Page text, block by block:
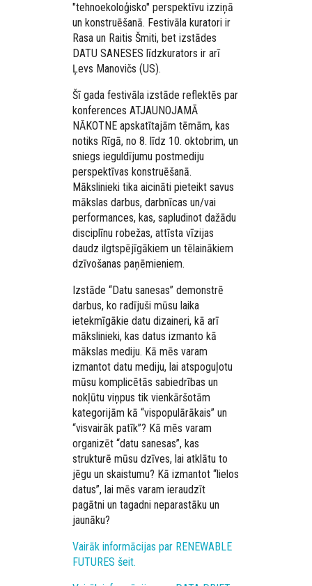
"tehnoekoloģisko" perspektīvu izziņā
un konstruēšanā. Festivāla kuratori ir
Rasa un Raitis Šmiti, bet izstādes
DATU SANESES līdzkurators ir arī
Ļevs Manovičs (US).
Šī gada festivāla izstāde reflektēs par
konferences ATJAUNOJAMĀ
NĀKOTNE apskatītajām tēmām, kas
notiks Rīgā, no 8. līdz 10. oktobrim, un
sniegs ieguldījumu postmediju
perspektīvas konstruēšanā.
Mākslinieki tika aicināti pieteikt savus
mākslas darbus, darbnīcas un/vai
performances, kas, sapludinot dažādu
disciplīnu robežas, attīsta vīzijas
daudz ilgtspējīgākiem un tēlainākiem
dzīvošanas paņēmieniem.
Izstāde “Datu sanesas” demonstrē
darbus, ko radījuši mūsu laika
ietekmīgākie datu dizaineri, kā arī
mākslinieki, kas datus izmanto kā
mākslas mediju. Kā mēs varam
izmantot datu mediju, lai atspoguļotu
mūsu komplicētās sabiedrības un
nokļūtu viņpus tik vienkāršotām
kategorijām kā “vispopulārākais” un
“visvairāk patīk”? Kā mēs varam
organizēt “datu sanesas”, kas
strukturē mūsu dzīves, lai atklātu to
jēgu un skaistumu? Kā izmantot “lielos
datus”, lai mēs varam ieraudzīt
pagātni un tagadni neparastāku un
jaunāku?
Vairāk informācijas par RENEWABLE
FUTURES šeit.